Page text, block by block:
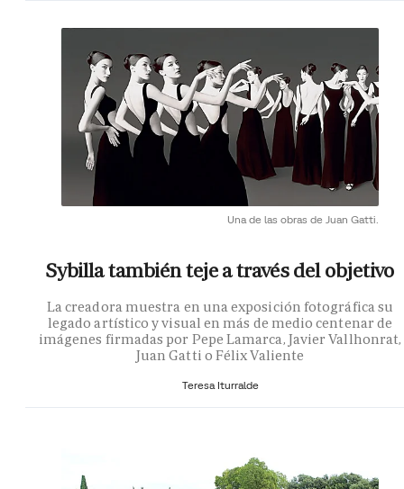
Una de las obras de Juan Gatti.
Sybilla también teje a través del objetivo
La creadora muestra en una exposición fotográfica su
legado artístico y visual en más de medio centenar de
imágenes firmadas por Pepe Lamarca, Javier Vallhonrat,
Juan Gatti o Félix Valiente
Teresa Iturralde